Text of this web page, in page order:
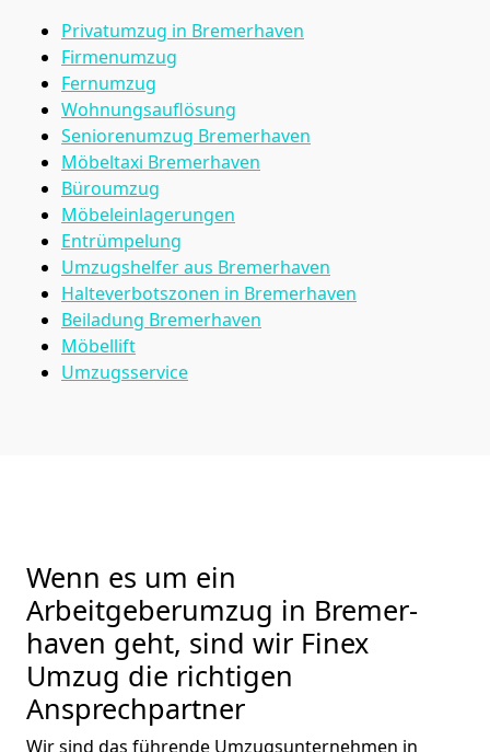
Privatumzug in Bremer­haven
Firmenumzug
Fernumzug
Wohnungsauflösung
Seniorenumzug Bremer­haven
Möbeltaxi Bremer­haven
Büroumzug
Möbeleinlagerungen
Entrümpelung
Umzugshelfer aus Bremer­haven
Halteverbotszonen in Bremer­haven
Beiladung Bremer­haven
Möbellift
Umzugsservice
Wenn es um ein
Arbeitgeberumzug in Bremer­
haven geht, sind wir Finex
Umzug die richtigen
Ansprechpartner
Wir sind das führende Umzugsunternehmen in